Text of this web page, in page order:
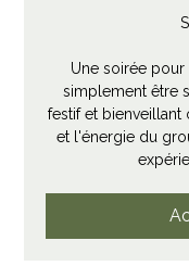
Une soirée
simplement être
festif et bienveillant
et l'énergie du